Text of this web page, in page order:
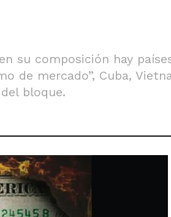
su composición hay
de mercado”, Cuba,
bloque.